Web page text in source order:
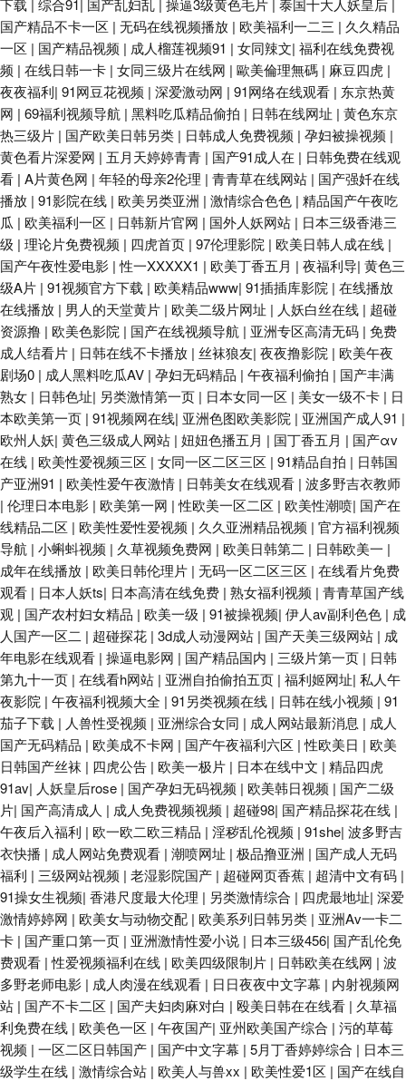
下载 综合91 国产乱妇乱 操逼3级黄色毛片 泰国十大人妖皇后
国产精品不卡一区 | 无码在线视频播放 | 欧美福利一二三 | 久久精品
一区 | 国产精品视频 | 成人榴莲视频91 | 女同辣文| 福利在线免费视
频 | 在线日韩一卡 | 女同三级片在线网 | 歐美倫理無碼 | 麻豆四虎 |
夜夜福利| 91网豆花视频 | 深爱激动网 | 91网络在线观看 | 东京热黄
网 | 69福利视频导航 | 黑料吃瓜精品偷拍 | 日韩在线网址 | 黄色东京
热三级片 | 国产欧美日韩另类 | 日韩成人免费视频 | 孕妇被操视频 |
黄色看片深爱网 | 五月天婷婷青青 | 国产91成人在 | 日韩免费在线观
看 | A片黄色网 | 年轻的母亲2伦理 | 青青草在线网站 | 国产强奷在线
播放 | 91影院在线 | 欧美另类亚洲 | 激情综合色色 | 精品国产午夜吃
瓜 | 欧美福利一区 | 日韩新片官网 | 国外人妖网站 | 日本三级香港三
级 | 理论片免费视频 | 四虎首页 | 97伦理影院 | 欧美日韩人成在线 |
国产午夜性爱电影 |性一XXXXX1 | 欧美丁香五月 | 夜福利导| 黄色三
级A片 | 91视频官方下载 | 欧美精品www| 91插插库影院 | 在线播放
在线播放 | 男人的天堂黄片 | 欧美二级片网址 | 人妖白丝在线 | 超碰
资源撸 | 欧美色影院 | 国产在线视频导航 | 亚洲专区高清无码 | 免费
成人结看片 | 日韩在线不卡播放 | 丝袜狼友| 夜夜撸影院 | 欧美午夜
剧场0 | 成人黑料吃瓜AV | 孕妇无码精品 | 午夜福利偷拍 | 国产丰满
熟女 | 日韩色址| 另类激情第一页 | 日本女同一区 | 美女一级不卡 | 日
本欧美第一页 | 91视频网在线| 亚洲色图欧美影院 | 亚洲国产成人91 |
欧州人妖| 黄色三级成人网站 | 妞妞色播五月 | 国丁香五月 | 国产αv
在线 | 欧美性爱视频三区 | 女同一区二区三区 | 91精品自拍 | 日韩国
产亚洲91 | 欧美性爱午夜激情 | 日韩美女在线观看 | 波多野吉衣教师
| 伦理日本电影 | 欧美第一网 |性欧美一区二区 | 欧美性潮喷| 国产在
线精品二区 | 欧美性爱性爱视频 | 久久亚洲精品视频 | 官方福利视频
导航 | 小蝌蚪视频 | 久草视频免费网 | 欧美日韩第二 | 日韩欧美一 |
成年在线播放 | 欧美日韩伦理片 | 无码一区二区三区 | 在线看片免费
观看 | 日本人妖ts| 日本高清在线免费 | 熟女福利视频 | 青青草国产线
观 | 国产农村妇女精品 | 欧美一级 | 91被操视频| 伊人av副利色色 | 成
人国产一区二 | 超碰探花 | 3d成人动漫网站 | 国产天美三级网站 | 成
年电影在线观看 | 操逼电影网 | 国产精品国内 | 三级片第一页 | 日韩
第九十一页 | 在线看h网站 | 亚洲自拍偷拍五页 | 福利姬网址| 私人午
夜影院 | 午夜福利视频大全 | 91另类视频在线 | 日韩在线小视频 | 91
茄子下载 | 人兽性受视频 | 亚洲综合女同 | 成人网站最新消息 | 成人
国产无码精品 | 欧美成不卡网 | 国产午夜福利六区 |性欧美日 | 欧美
日韩国产丝袜 | 四虎公告 | 欧美一极片 | 日本在线中文 | 精品四虎
91av| 人妖皇后rose | 国产孕妇无码视频 | 欧美韩日视频 | 国产二级
片| 国产高清成人 | 成人免费视频视频 | 超碰98| 国产精品探花在线 |
午夜后入福利 | 欧一欧二欧三精品 | 淫秽乱伦视频 | 91she| 波多野吉
衣快播 | 成人网站免费观看 | 潮喷网址 | 极品撸亚洲 | 国产成人无码
福利 | 三级网站视频 | 老湿影院国产 | 超碰网页香蕉 | 超清中文有码 |
91操女生视频| 香港尺度最大伦理 | 另类激情综合 | 四虎最地址| 深爱
激情婷婷网 | 欧美女与动物交配 | 欧美系列日韩另类 | 亚洲Av一卡二
卡 | 国产重口第一页 | 亚洲激情性爱小说 | 日本三级456| 国产乱伦免
费观看 |性爱视频福利在线 | 欧美四级限制片 | 日韩欧美在线网 | 波
多野老师电影 | 成人肉漫在线观看 | 日日夜夜中文字幕 | 内射视频网
站 | 国产不卡二区 | 国产夫妇肉麻对白 | 殴美日韩在在线看 | 久草福
利免费在线 | 欧美色一区 | 午夜国产| 亚州欧美国产综合 | 污的草莓
视频 | 一区二区日韩国产 | 国产中文字幕 | 5月丁香婷婷综合 | 日本三
级学生在线 | 激情综合站 | 欧美人与兽xx | 欧美性爱1区 | 国产在线自